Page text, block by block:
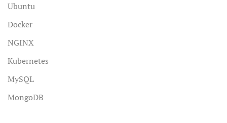
Ubuntu
Docker
NGINX
Kubernetes
MySQL
MongoDB